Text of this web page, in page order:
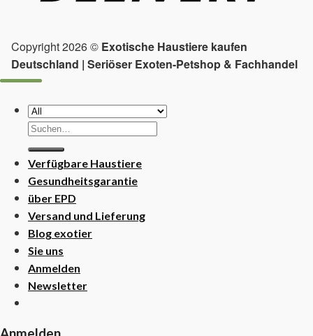
Copyright 2026 © Exotische Haustiere kaufen
Deutschland | Seriöser Exoten-Petshop & Fachhandel
Suchen
nach:
Verfügbare Haustiere
Gesundheitsgarantie
über EPD
Versand und Lieferung
Blog exotier
Sie uns
Anmelden
Newsletter